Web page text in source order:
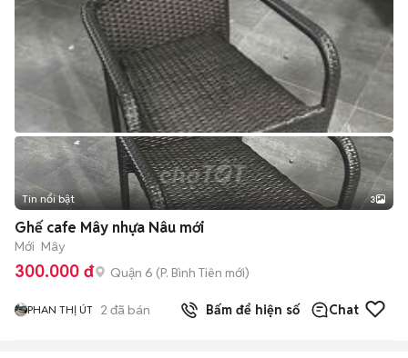
Tin nổi bật 3
Ghế cafe Mây nhựa Nâu mới
Mới Mây
300.000 đ Quận 6 (P. Bình Tiên mới)
PHAN THỊ ÚT 2 đã bán Bấm để hiện số Chat